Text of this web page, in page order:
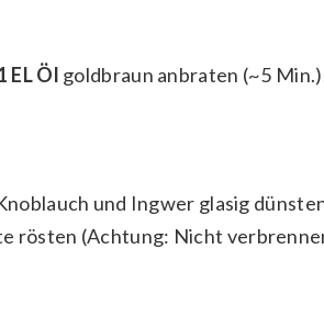
EL Öl goldbraun anbraten (~5
und Ingwer glasig
rösten (Achtung: Nicht